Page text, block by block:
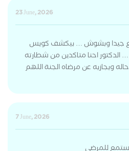
23 June, 2026
جيدا وبشوش … بيكشف كويس
الدكتور احنا متاكدين من شطارته
ويجازيه عن مرضاه الجنة اللهم
7 June, 2026